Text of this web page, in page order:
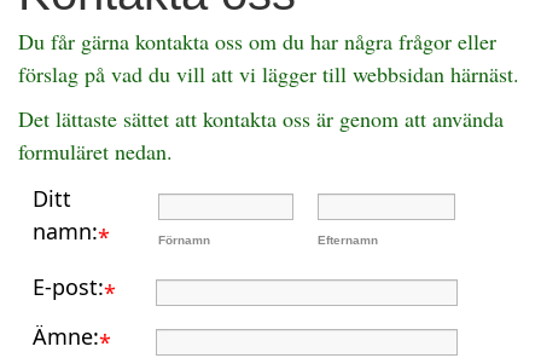
Du får gärna kontakta oss om du har några frågor eller
förslag på vad du vill att vi lägger till webbsidan härnäst.
Det lättaste sättet att kontakta oss är genom att använda
formuläret nedan.
Ditt
namn:* Förnamn Efternamn
E-post:*
Ämne:*